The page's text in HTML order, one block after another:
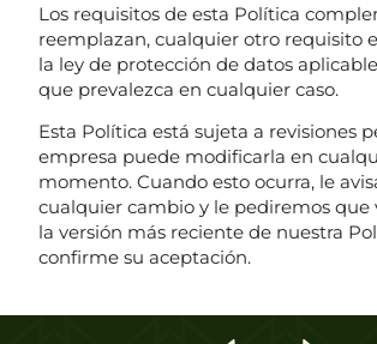
Los requisitos de esta Política
reemplazan, cualquier otro requisito
la ley de protección de datos
que prevalezca en cualquier caso.
Esta Política está sujeta a revisiones
empresa puede modificarla en
momento. Cuando esto ocurra, le
cualquier cambio y le pediremos que
la versión más reciente de nuestra
confirme su aceptación.